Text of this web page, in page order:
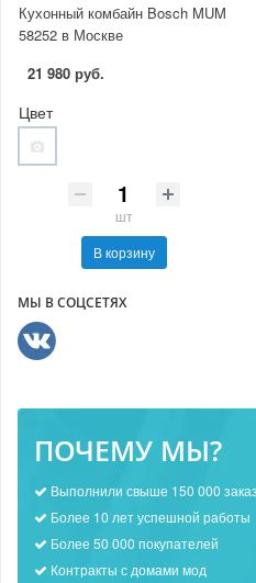
Кухонный комбайн Bosch MUM
58252 в Москве
21 980 руб.
Цвет
шт
В корзину
МЫ В СОЦСЕТЯХ
ПОЧЕМУ МЫ?
Выполнили свыше 150 000
Более 10 лет успешной работы
Более 50 000 покупателей
Контракты с домами мод